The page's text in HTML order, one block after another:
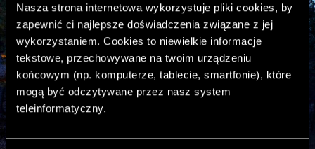
Nasza strona internetowa wykorzystuje pliki cookies, by
zapewnić ci najlepsze doświadczenia związane z jej
wykorzystaniem. Cookies to niewielkie informacje
tekstowe, przechowywane na twoim urządzeniu
końcowym (np. komputerze, tablecie, smartfonie), które
mogą być odczytywane przez nasz system
teleinformatyczny.